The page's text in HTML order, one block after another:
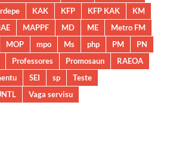
KAK KFP KFP KAK
KM
MAPPF MD ME
Metro FM
MOP mpo Ms php PM
PN
Professores Promosaun
RAEOA
SEI sp
Teste
Vaga servisu